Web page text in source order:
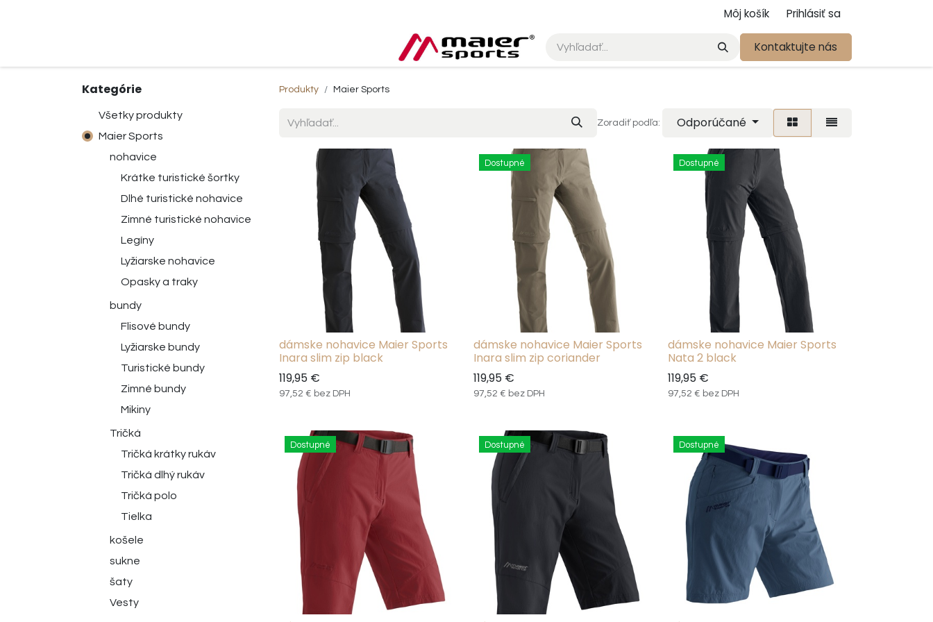
Môj košík Prihlásiť sa
Kontaktujte nás
Kategórie
Všetky produkty
Maier Sports
nohavice
Krátke turistické šortky
Dlhé turistické nohavice
Zimné turistické nohavice
Legíny
Lyžiarske nohavice
Opasky a traky
bundy
Flisové bundy
Lyžiarske bundy
Turistické bundy
Zimné bundy
Mikiny
Tričká
Tričká krátky rukáv
Tričká dlhý rukáv
Tričká polo
Tielka
košele
sukne
šaty
Vesty
Produkty Maier Sports
Zoradiť podľa: Odporúčané
dámske nohavice Maier Sports
Inara slim zip black
119,95 €
97,52 € bez DPH
Dostupné
dámske nohavice Maier Sports
Inara slim zip coriander
119,95 €
97,52 € bez DPH
Dostupné
dámske nohavice Maier Sports
Nata 2 black
119,95 €
97,52 € bez DPH
Dostupné Dostupné Dostupné